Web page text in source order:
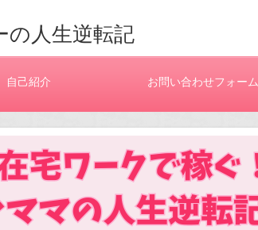
の人生逆転記
自己紹介 お問い合わせフォーム